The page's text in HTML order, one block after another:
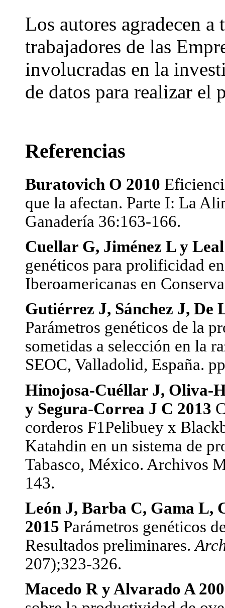
Los autores agradecen
trabajadores de las
involucradas en la
de datos para realizar el
Referencias
Buratovich O 2010
que la afectan. Parte I: La
Ganadería 36:163-166.
Cuellar G, Jiménez L y
genéticos para prolificidad
Iberoamericanas en
Gutiérrez J, Sánchez J, De
Parámetros genéticos de la
sometidas a selección en la
SEOC, Valladolid, España.
Hinojosa-Cuéllar J, Oliva-
y Segura-Correa J C 2013
corderos F1Pelibuey x
Katahdin en un sistema de
Tabasco, México. Archivos
143.
León J, Barba C, Gama L,
2015 Parámetros genéticos
Resultados preliminares.
207);323-326.
Macedo R y Alvarado A